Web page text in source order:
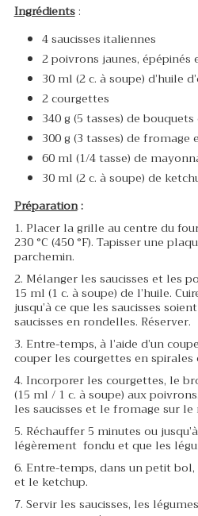
Ingrédients:
4 saucisses italiennes
2 poivrons jaunes, épépinés
30 ml (2 c. à soupe) d’huile
2 courgettes
340 g (5 tasses) de
300 g (3 tasses) de fromage
60 ml (1/4 tasse) de
30 ml (2 c. à soupe) de
Préparation:
1. Placer la grille au centre du
230 °C (450 °F). Tapisser une
parchemin.
2. Mélanger les saucisses et les
15 ml (1 c. à soupe) de l’huile.
jusqu’à ce que les saucisses
saucisses en rondelles. Réserver.
3. Entre-temps, à l’aide d’un
couper les courgettes en spirales
4. Incorporer les courgettes, le
(15 ml / 1 c. à soupe) aux
les saucisses et le fromage sur
5. Réchauffer 5 minutes ou
légèrement fondu et que les
6. Entre-temps, dans un petit
et le ketchup.
7. Servir les saucisses, les